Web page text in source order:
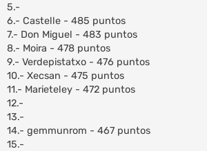
5.-
6.- Castelle - 485 puntos
7.- Don Miguel - 483 puntos
8.- Moira - 478 puntos
9.- Verdepistatxo - 476 puntos
10.- Xecsan - 475 puntos
11.- Marieteley - 472 puntos
12.-
13.-
14.- gemmunrom - 467 puntos
15.-